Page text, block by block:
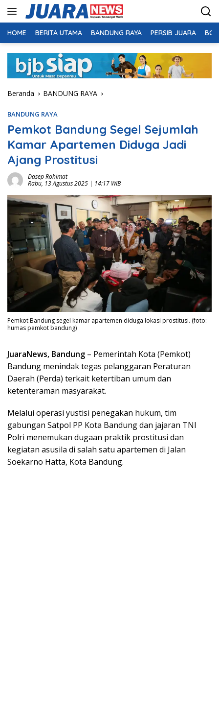
HOME BERITA UTAMA BANDUNG RAYA PERSIB JUARA
Beranda BANDUNG RAYA
BANDUNG RAYA
Pemkot Bandung Segel Sejumlah
Kamar Apartemen Diduga Jadi
Ajang Prostitusi
Dasep Rohimat
Rabu, 13 Agustus 2025 | 14:17 WIB
Pemkot Bandung segel kamar apartemen diduga lokasi prostitusi. (foto:
humas pemkot bandung)
JuaraNews, Bandung – Pemerintah Kota (Pemkot)
Bandung menindak tegas pelanggaran Peraturan
Daerah (Perda) terkait ketertiban umum dan
ketenteraman masyarakat.
Melalui operasi yustisi penegakan hukum, tim
gabungan Satpol PP Kota Bandung dan jajaran TNI
Polri menemukan dugaan praktik prostitusi dan
kegiatan asusila di salah satu apartemen di Jalan
Soekarno Hatta, Kota Bandung.